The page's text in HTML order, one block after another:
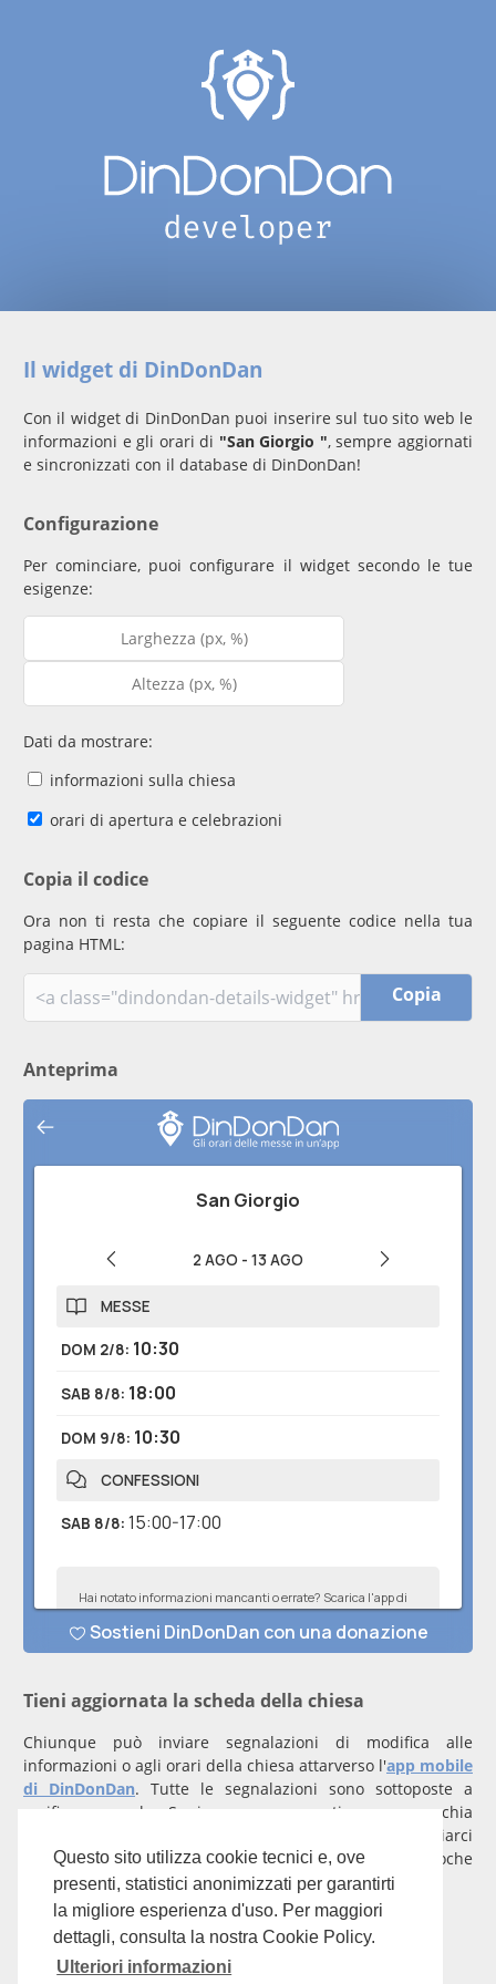
Questo sito utilizza cookie tecnici e, ove
presenti, statistici anonimizzati per garantirti
la migliore esperienza d'uso. Per maggiori
dettagli, consulta la nostra Cookie Policy.
Ulteriori informazioni
Il widget di DinDonDan
Con il widget di DinDonDan puoi inserire sul tuo sito web le
informazioni e gli orari di "San Giorgio ", sempre aggiornati
e sincronizzati con il database di DinDonDan!
Configurazione
Per cominciare, puoi configurare il widget secondo le tue
esigenze:
Dati da mostrare:
informazioni sulla chiesa
orari di apertura e celebrazioni
Copia il codice
Ora non ti resta che copiare il seguente codice nella tua
pagina HTML:
Copia
Anteprima
Tieni aggiornata la scheda della chiesa
Chiunque può inviare segnalazioni di modifica alle
informazioni o agli orari della chiesa attarverso l'app mobile
di DinDonDan. Tutte le segnalazioni sono sottoposte a
verifica manuale. Se invece rappresenti una parrocchia
con un account verificato per inviarci
comunicazioni prioritarie che saranno gestite entro poche
Per qualunque domanda scrivi ainfo@dindondan.app